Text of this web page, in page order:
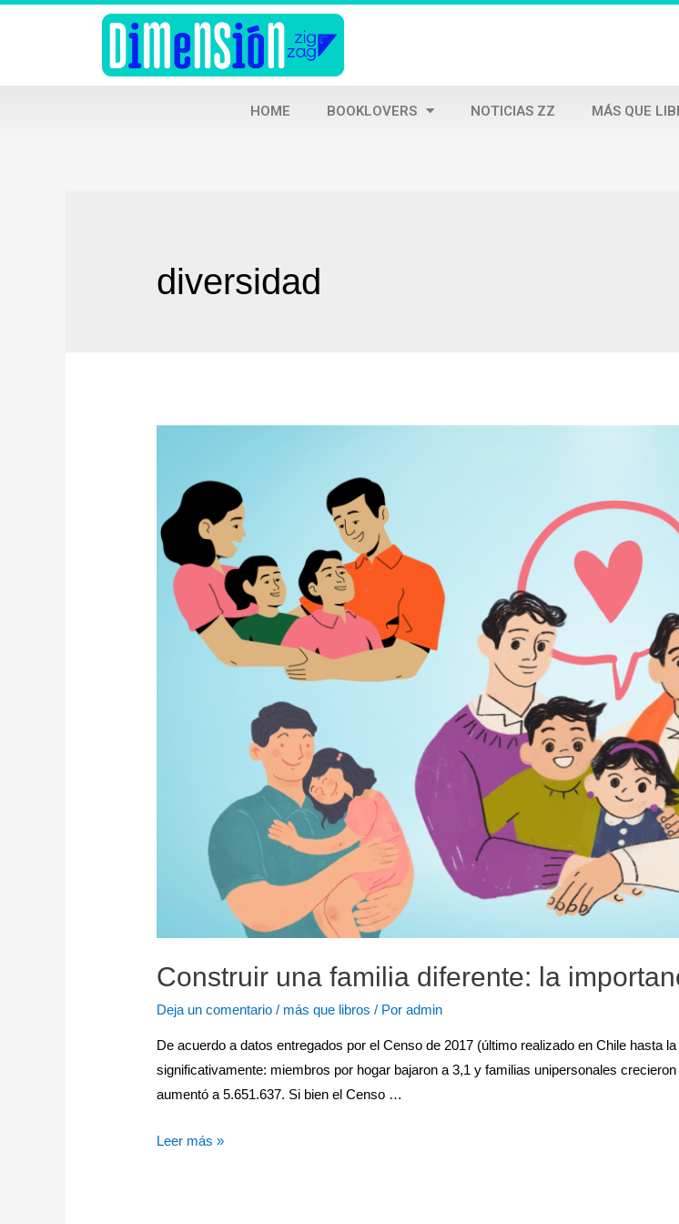
HOME BOOKLOVERS NOTICIAS ZZ MÁS QUE
diversidad
Construir una familia diferente: la
Deja un comentario / más que libros / Poradmin
De acuerdo a datos entregados por el Censo de 2017 (último realizado en Chile hasta
significativamente: miembros por hogar bajaron a 3,1 y familias unipersonales
aumentó a 5.651.637. Si bien el Censo …
Leer más »